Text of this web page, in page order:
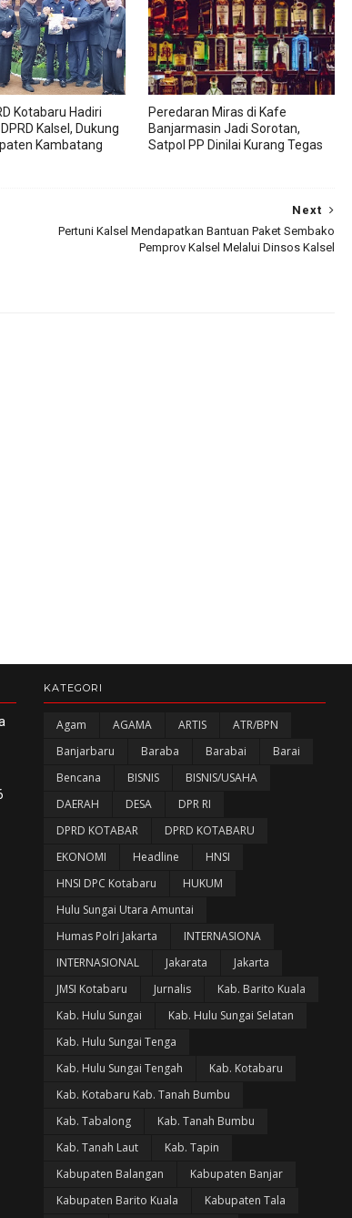
Kotabaru Hadiri
Kalsel, Dukung
Kambatang
Peredaran Miras di Kafe
Banjarmasin Jadi Sorotan,
Satpol PP Dinilai Kurang Tegas
Next
Pertuni Kalsel Mendapatkan Bantuan Paket Sembako
Pemprov Kalsel Melalui Dinsos Kalsel
KATEGORI
Agam AGAMA ARTIS
ATR/BPN
Banjarbaru
Baraba Barabai
Barai
Bencana
BISNIS
BISNIS/USAHA
DAERAH
DESA
DPR RI
DPRD KOTABAR
DPRD KOTABARU
EKONOMI
Headline
HNSI
HNSI DPC Kotabaru
HUKUM
Hulu Sungai Utara Amuntai
Humas Polri Jakarta
INTERNASIONA
INTERNASIONAL
Jakarata
Jakarta
JMSI Kotabaru
Jurnalis
Kab. Barito Kuala
Kab. Hulu Sungai
Kab. Hulu Sungai Selatan
Kab. Hulu Sungai Tenga
Kab. Hulu Sungai Tengah
Kab. Kotabaru
Kab. Kotabaru Kab. Tanah Bumbu
Kab. Tabalong
Kab. Tanah Bumbu
Kab. Tanah Laut
Kab. Tapin
Kabupaten Balangan
Kabupaten Banjar
Kabupaten Barito Kuala
Kabupaten Tala